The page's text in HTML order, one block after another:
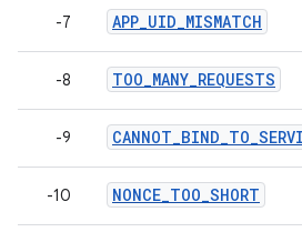
-7 APP_UID_MISMATCH
-8 TOO_MANY_REQUESTS
-9
-10 NONCE_TOO_SHORT